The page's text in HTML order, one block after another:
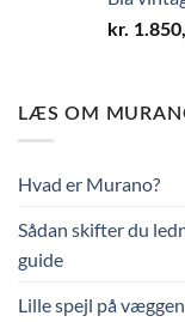
kr.
LÆS OM
Hvad er Murano?
Sådan skifter du
guide
Lille spejl på